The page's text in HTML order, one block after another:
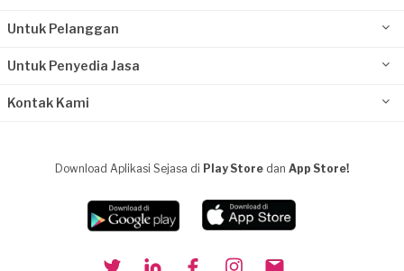
Untuk Pelanggan
Untuk Penyedia Jasa
Kontak Kami
Download Aplikasi Sejasa di Play Store dan App Store!